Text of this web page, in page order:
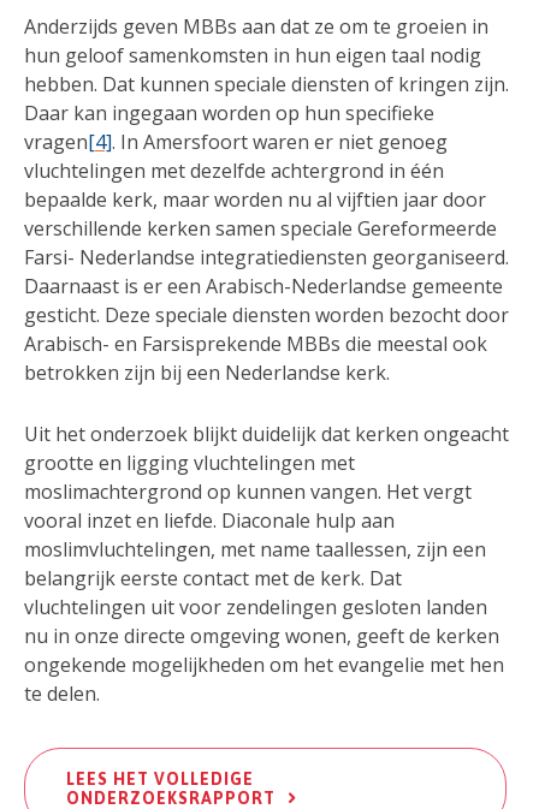
Anderzijds geven MBBs aan dat ze om te groeien in
hun geloof samenkomsten in hun eigen taal nodig
hebben. Dat kunnen speciale diensten of kringen zijn.
Daar kan ingegaan worden op hun specifieke
vragen[4]. In Amersfoort waren er niet genoeg
vluchtelingen met dezelfde achtergrond in één
bepaalde kerk, maar worden nu al vijftien jaar door
verschillende kerken samen speciale Gereformeerde
Farsi- Nederlandse integratiediensten georganiseerd.
Daarnaast is er een Arabisch-Nederlandse gemeente
gesticht. Deze speciale diensten worden bezocht door
Arabisch- en Farsisprekende MBBs die meestal ook
betrokken zijn bij een Nederlandse kerk.
Uit het onderzoek blijkt duidelijk dat kerken ongeacht
grootte en ligging vluchtelingen met
moslimachtergrond op kunnen vangen. Het vergt
vooral inzet en liefde. Diaconale hulp aan
moslimvluchtelingen, met name taallessen, zijn een
belangrijk eerste contact met de kerk. Dat
vluchtelingen uit voor zendelingen gesloten landen
nu in onze directe omgeving wonen, geeft de kerken
ongekende mogelijkheden om het evangelie met hen
te delen.
LEES HET VOLLEDIGE
ONDERZOEKSRAPPORT